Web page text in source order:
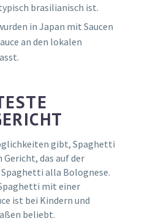
brasilianisch ist.
in Japan mit Saucen
an den lokalen
gibt, Spaghetti
das auf der
alla Bolognese.
mit einer
ist bei Kindern und
beliebt.